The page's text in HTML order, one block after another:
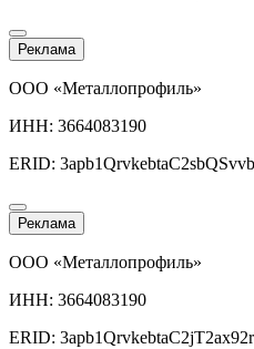
Реклама
ООО «Металлопрофиль»
ИНН: 3664083190
ERID:
Реклама
ООО «Металлопрофиль»
ИНН: 3664083190
ERID: